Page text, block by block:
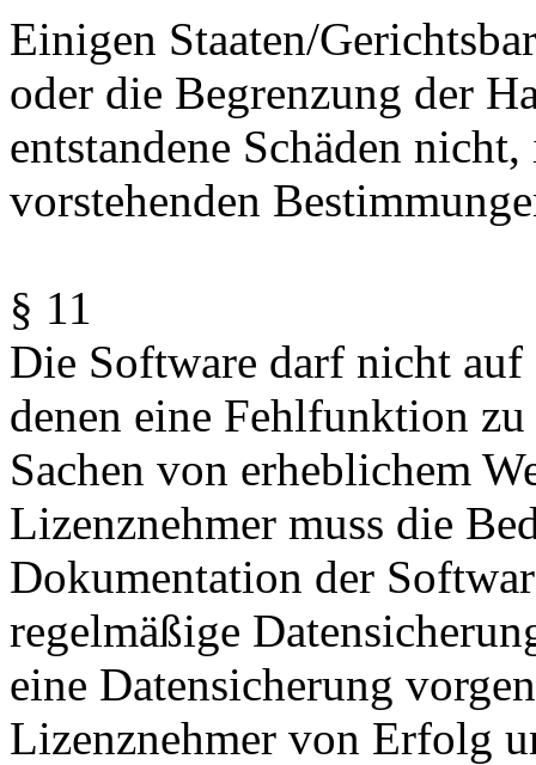
Einigen Staaten/
oder die Begrenzung der
entstandene Schäden
vorstehenden
§ 11
Die Software darf nicht auf
denen eine Fehlfunktion
Sachen von erheblichem
Lizenznehmer muss die
Dokumentation der
regelmäßige
eine Datensicherung
Lizenznehmer von Erfolg